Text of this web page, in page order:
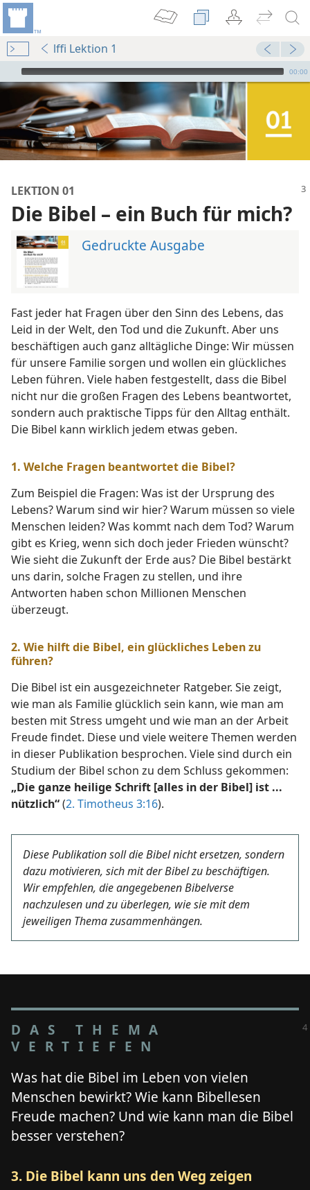
lffi Lektion 1
Audio Player
00:00
LEKTION 01
Die Bibel – ein Buch für mich?
Gedruckte Ausgabe
Fast jeder hat Fragen über den Sinn des Lebens, das
Leid in der Welt, den Tod und die Zukunft. Aber uns
beschäftigen auch ganz alltägliche Dinge: Wir müssen
für unsere Familie sorgen und wollen ein glückliches
Leben führen. Viele haben festgestellt, dass die Bibel
nicht nur die großen Fragen des Lebens beantwortet,
sondern auch praktische Tipps für den Alltag enthält.
Die Bibel kann wirklich jedem etwas geben.
1. Welche Fragen beantwortet die Bibel?
Zum Beispiel die Fragen: Was ist der Ursprung des
Lebens? Warum sind wir hier? Warum müssen so viele
Menschen leiden? Was kommt nach dem Tod? Warum
gibt es Krieg, wenn sich doch jeder Frieden wünscht?
Wie sieht die Zukunft der Erde aus? Die Bibel bestärkt
uns darin, solche Fragen zu stellen, und ihre
Antworten haben schon Millionen Menschen
überzeugt.
2. Wie hilft die Bibel, ein glückliches Leben zu
führen?
Die Bibel ist ein ausgezeichneter Ratgeber. Sie zeigt,
wie man als Familie glücklich sein kann, wie man am
besten mit Stress umgeht und wie man an der Arbeit
Freude findet. Diese und viele weitere Themen werden
in dieser Publikation besprochen. Viele sind durch ein
Studium der Bibel schon zu dem Schluss gekommen:
„Die ganze heilige Schrift [alles in der Bibel] ist ...
nützlich“(2. Timotheus 3:16).
Diese Publikation soll die Bibel nicht ersetzen, sondern
dazu motivieren, sich mit der Bibel zu beschäftigen.
Wir empfehlen, die angegebenen Bibelverse
nachzulesen und zu überlegen, wie sie mit dem
jeweiligen Thema zusammenhängen.
DAS THEMA
VERTIEFEN
Was hat die Bibel im Leben von vielen
Menschen bewirkt? Wie kann Bibellesen
Freude machen? Und wie kann man die Bibel
besser verstehen?
3. Die Bibel kann uns den Weg zeigen